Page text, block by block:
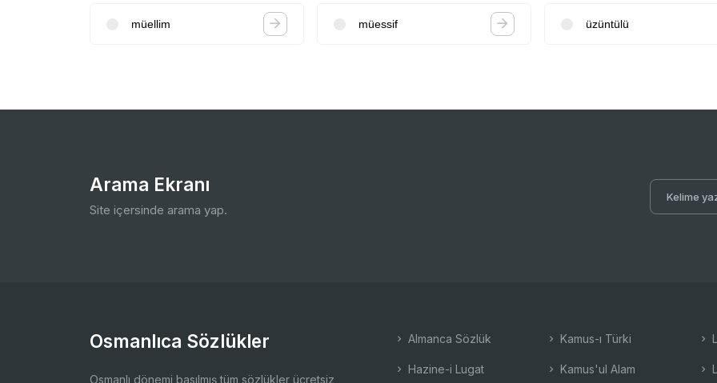
müellim müessif üzüntülü
Arama Ekranı
Site içersinde arama yap.
Osmanlıca Sözlükler
Osmanlı dönemi basılmış tüm sözlükler ücretsiz
Almanca Sözlük
Hazine-i Lugat
Kamus-ı Türki
Kamus'ul Alam